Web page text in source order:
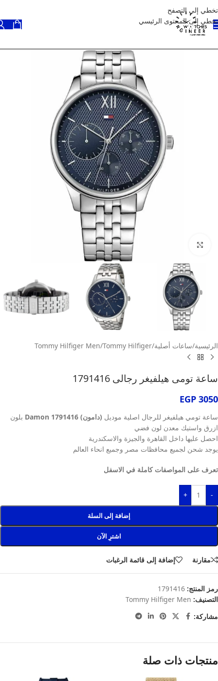
تخطي إلى التصفح
تخطي إلى المحتوى الرئيسي
الرئيسية/ساعات أصلية/
Tommy Hilfiger
/
Tommy Hilfiger Men
ساعة تومى هيلفيغر رجالى 1791416
EGP 3050
ساعة تومي هيلفيغر للرجال اصلية موديل (دامون) Damon 1791416
بلون
ازرق واستيك معدن لون فضي
احصل عليها داخل القاهرة والجيزة والاسكندرية
يوجد شحن لجميع محافظات مصر وجميع انحاء العالم
تعرف على المواصفات كاملة في الاسفل
-
+
إضافة إلى السلة
اشترِ الآن
مقارنة إضافة إلى قائمة الرغبات
رمز المنتج: 1791416
التصنيف: Tommy Hilfiger Men
مشاركة:
منتجات ذات صلة